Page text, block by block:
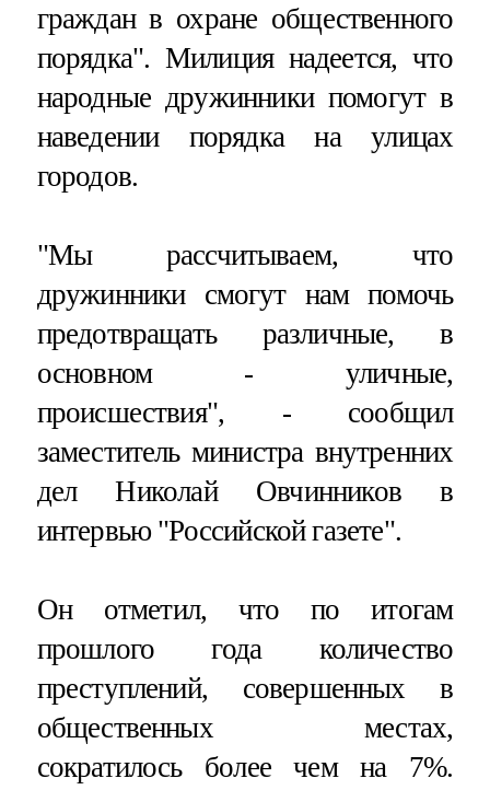
граждан в охране общественного
порядка". Милиция надеется, что
народные дружинники помогут в
наведении порядка на улицах
городов.
"Мы рассчитываем, что
дружинники смогут нам помочь
предотвращать различные, в
основном - уличные,
происшествия", - сообщил
заместитель министра внутренних
дел Николай Овчинников в
интервью "Российской газете".
Он отметил, что по итогам
прошлого года количество
преступлений, совершенных в
общественных местах,
сократилось более чем на 7%.